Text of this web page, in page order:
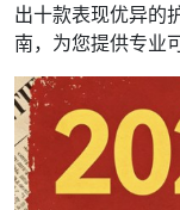
出十款表现优异的
南，为您提供专业